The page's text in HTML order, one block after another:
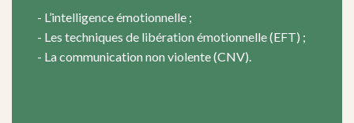
- L’intelligence émotionnelle ;
- Les techniques de libération émotionnelle (EFT) ;
- La communication non violente (CNV).